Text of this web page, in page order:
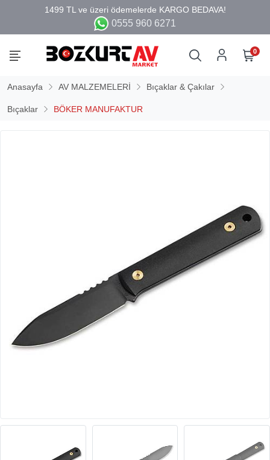
0555 960 6271
0
Anasayfa AV MALZEMELERİ Bıçaklar & Çakılar
Bıçaklar BÖKER MANUFAKTUR